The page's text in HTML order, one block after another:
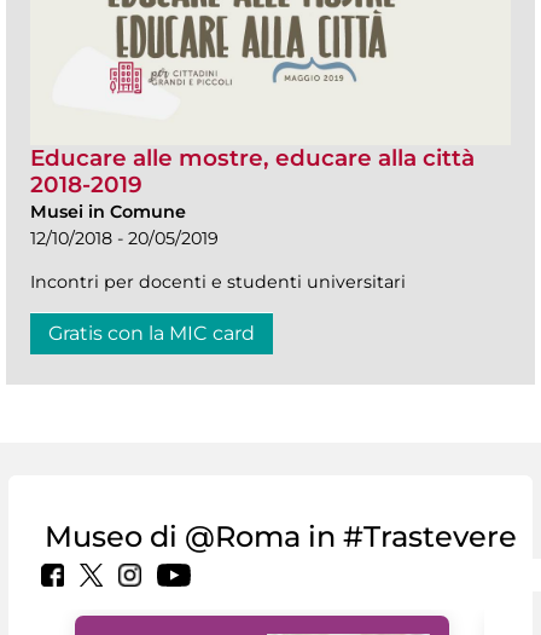
Educare alle mostre, educare alla città
2018-2019
Musei in Comune
12/10/2018 - 20/05/2019
Incontri per docenti e studenti universitari
Gratis con la MIC card
Museo di @Roma in #Trastevere